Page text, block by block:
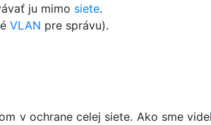
ju mimo siete.
VLAN pre správu).
v ochrane celej siete. Ako sme